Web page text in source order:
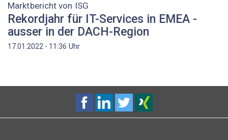
Marktbericht von ISG
Rekordjahr für IT-Services in EMEA -
ausser in der DACH-Region
17.01.2022 - 11:36 Uhr